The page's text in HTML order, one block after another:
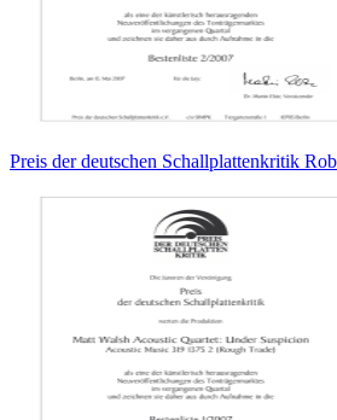
Preis der deutschen Schallplattenkritik